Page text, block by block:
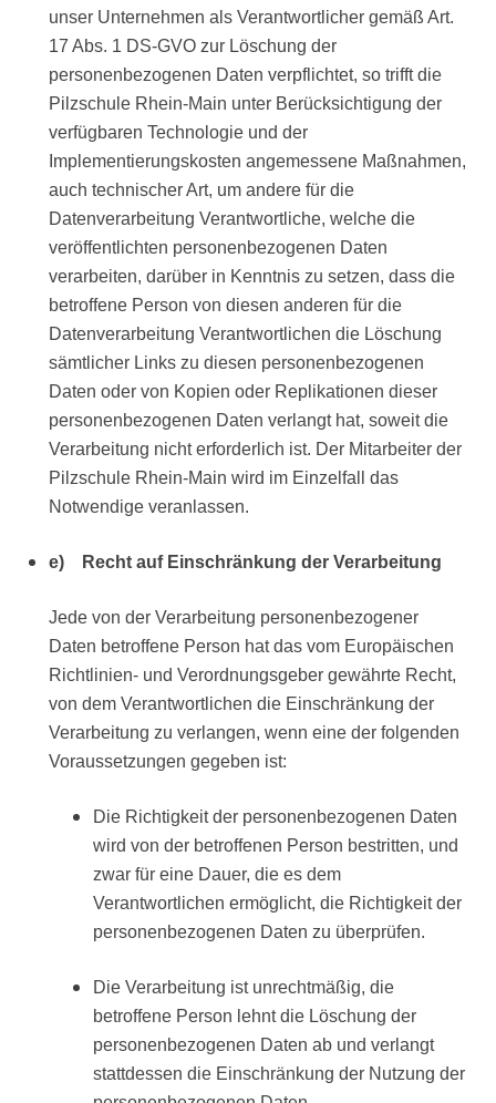
unser Unternehmen als Verantwortlicher gemäß Art.
17 Abs. 1 DS-GVO zur Löschung der
personenbezogenen Daten verpflichtet, so trifft die
Pilzschule Rhein-Main unter Berücksichtigung der
verfügbaren Technologie und der
Implementierungskosten angemessene Maßnahmen,
auch technischer Art, um andere für die
Datenverarbeitung Verantwortliche, welche die
veröffentlichten personenbezogenen Daten
verarbeiten, darüber in Kenntnis zu setzen, dass die
betroffene Person von diesen anderen für die
Datenverarbeitung Verantwortlichen die Löschung
sämtlicher Links zu diesen personenbezogenen
Daten oder von Kopien oder Replikationen dieser
personenbezogenen Daten verlangt hat, soweit die
Verarbeitung nicht erforderlich ist. Der Mitarbeiter der
Pilzschule Rhein-Main wird im Einzelfall das
Notwendige veranlassen.
e) Recht auf Einschränkung der Verarbeitung
Jede von der Verarbeitung personenbezogener
Daten betroffene Person hat das vom Europäischen
Richtlinien- und Verordnungsgeber gewährte Recht,
von dem Verantwortlichen die Einschränkung der
Verarbeitung zu verlangen, wenn eine der folgenden
Voraussetzungen gegeben ist:
Die Richtigkeit der personenbezogenen Daten
wird von der betroffenen Person bestritten, und
zwar für eine Dauer, die es dem
Verantwortlichen ermöglicht, die Richtigkeit der
personenbezogenen Daten zu überprüfen.
Die Verarbeitung ist unrechtmäßig, die
betroffene Person lehnt die Löschung der
personenbezogenen Daten ab und verlangt
stattdessen die Einschränkung der Nutzung der